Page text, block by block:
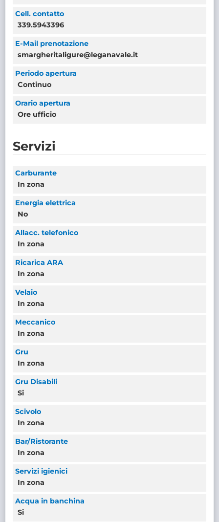
Cell. contatto
339.5943396
E-Mail prenotazione
smargheritaligure@leganavale.it
Periodo apertura
Continuo
Orario apertura
Ore ufficio
Servizi
Carburante
In zona
Energia elettrica
No
Allacc. telefonico
In zona
Ricarica ARA
In zona
Velaio
In zona
Meccanico
In zona
Gru
In zona
Gru Disabili
Si
Scivolo
In zona
Bar/Ristorante
In zona
Servizi igienici
In zona
Acqua in banchina
Si